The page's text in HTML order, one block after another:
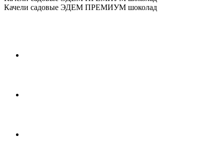
Качели садовые ЭДЕМ ПРЕМИУМ шоколад